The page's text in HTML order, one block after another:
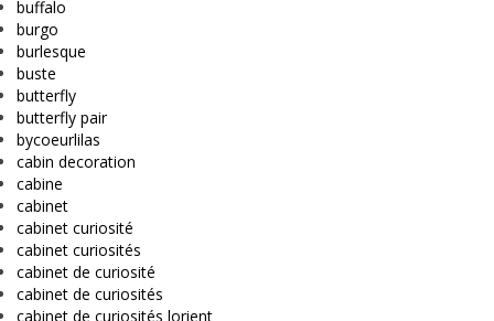
buffalo
burgo
burlesque
buste
butterfly
butterfly pair
bycoeurlilas
cabin decoration
cabine
cabinet
cabinet curiosité
cabinet curiosités
cabinet de curiosité
cabinet de curiosités
cabinet de curiosités lorient